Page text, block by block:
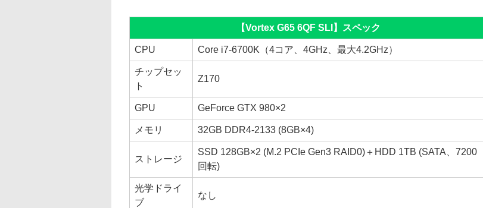
【Vortex G65 6QF SLI】スペック
CPU Core i7-6700K（4コア、4GHz、最大4.2GHz）
チップセッ
ト
Z170
GPU GeForce GTX 980×2
メモリ 32GB DDR4-2133 (8GB×4)
ストレージ
SSD 128GB×2 (M.2 PCIe Gen3 RAID0)＋HDD 1TB (SATA、7200
回転)
光学ドライ
ブ
なし